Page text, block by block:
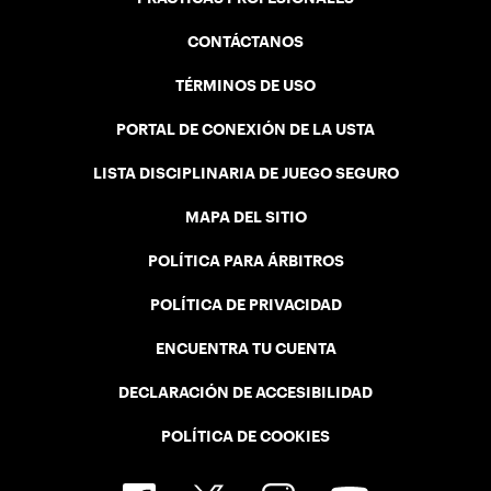
CONTÁCTANOS
TÉRMINOS DE USO
PORTAL DE CONEXIÓN DE LA USTA
LISTA DISCIPLINARIA DE JUEGO SEGURO
MAPA DEL SITIO
POLÍTICA PARA ÁRBITROS
POLÍTICA DE PRIVACIDAD
ENCUENTRA TU CUENTA
DECLARACIÓN DE ACCESIBILIDAD
POLÍTICA DE COOKIES